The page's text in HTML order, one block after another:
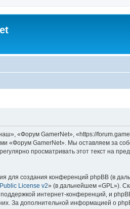
«Форум GamerNet», «https://
«Форум GamerNet». Мы оставляем за
просматривать этот текст на
для создания конференций phpBB (в
License v2» (в дальнейшем «GPL»).
интернет-конференций, и
За дополнительной информацией о